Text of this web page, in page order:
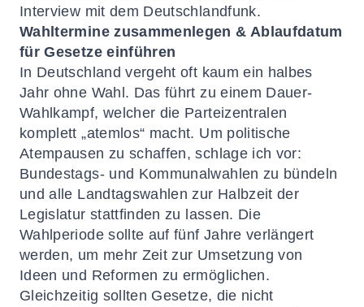
Interview mit dem Deutschlandfunk.
Wahltermine zusammenlegen & Ablaufdatum
für Gesetze einführen
In Deutschland vergeht oft kaum ein halbes
Jahr ohne Wahl. Das führt zu einem Dauer-
Wahlkampf, welcher die Parteizentralen
komplett „atemlos“ macht. Um politische
Atempausen zu schaffen, schlage ich vor:
Bundestags- und Kommunalwahlen zu bündeln
und alle Landtagswahlen zur Halbzeit der
Legislatur stattfinden zu lassen. Die
Wahlperiode sollte auf fünf Jahre verlängert
werden, um mehr Zeit zur Umsetzung von
Ideen und Reformen zu ermöglichen.
Gleichzeitig sollten Gesetze, die nicht